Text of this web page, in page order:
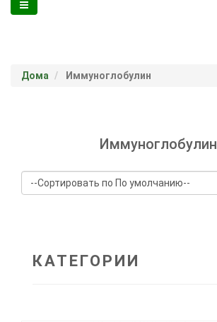
Дома Иммуноглобулин
Иммуноглобулин
КАТЕГОРИИ